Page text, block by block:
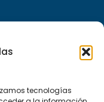
tecnologías